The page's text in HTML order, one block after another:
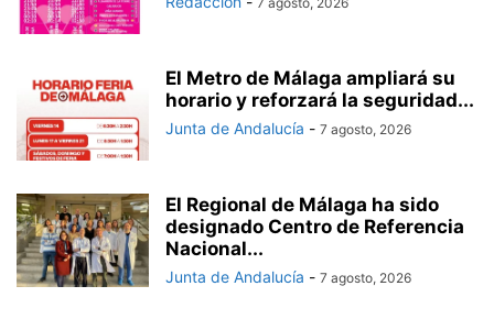
El Metro de Málaga ampliará su
horario y reforzará la seguridad...
Junta de Andalucía - 7 agosto, 2026
El Regional de Málaga ha sido
designado Centro de Referencia
Nacional...
Junta de Andalucía - 7 agosto, 2026